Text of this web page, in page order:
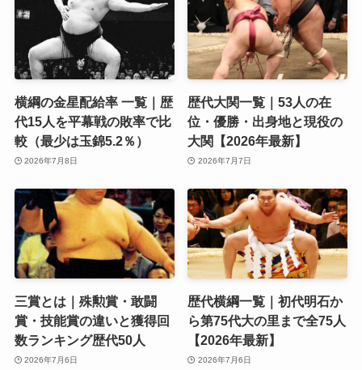
横綱の金星配給率 一覧｜歴
代15人を平幕戦の敗率で比
較（最少は玉錦5.2％）
2026年7月8日
歴代大関一覧｜53人の在
位・優勝・出身地と現役の
大関【2026年最新】
2026年7月7日
三賞とは｜殊勲賞・敢闘
賞・技能賞の違いと獲得回
数ランキング歴代50人
2026年7月6日
歴代横綱一覧｜初代明石か
ら第75代大の里まで全75人
【2026年最新】
2026年7月6日